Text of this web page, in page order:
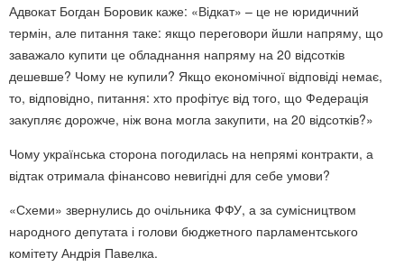
Адвокат Богдан Боровик каже: «Відкат» – це не юридичний
термін, але питання таке: якщо переговори йшли напряму, що
заважало купити це обладнання напряму на 20 відсотків
дешевше? Чому не купили? Якщо економічної відповіді немає,
то, відповідно, питання: хто профітує від того, що Федерація
закупляє дорожче, ніж вона могла закупити, на 20 відсотків?»
Чому українська сторона погодилась на непрямі контракти, а
відтак отримала фінансово невигідні для себе умови?
«Схеми» звернулись до очільника ФФУ, а за сумісництвом
народного депутата і голови бюджетного парламентського
комітету Андрія Павелка.